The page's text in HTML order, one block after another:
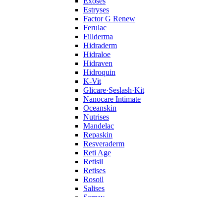
Estryses
Factor G Renew
Ferulac
Fillderma
Hidraderm
Hidraloe
Hidraven
Hidroquin
K-Vit
Glicare·Seslash·Kit
Nanocare Intimate
Oceanskin
Nutrises
Mandelac
Repaskin
Resveraderm
Reti Age
Retisil
Retises
Rosoil
Salises